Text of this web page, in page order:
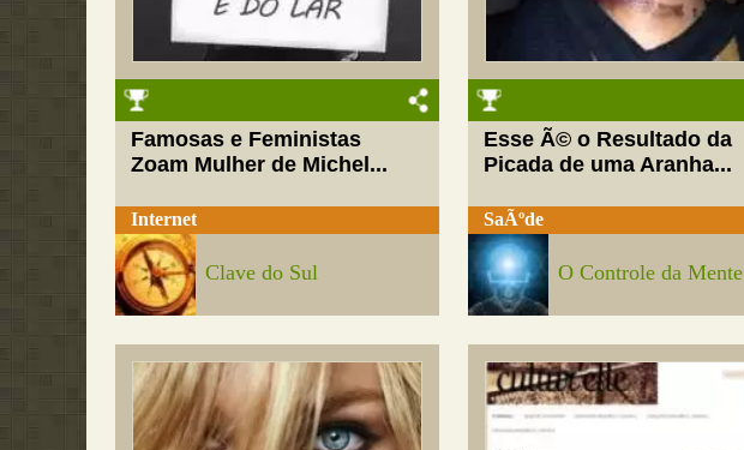
Famosas e Feministas
Zoam Mulher de Michel...
Internet
Clave do Sul
Esse Ã© o Resultado da
Picada de uma Aranha...
SaÃºde
O Controle da Mente